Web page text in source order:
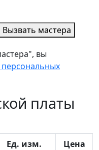
Вызвать мастера
вы
платы
Ед. изм.
Цена